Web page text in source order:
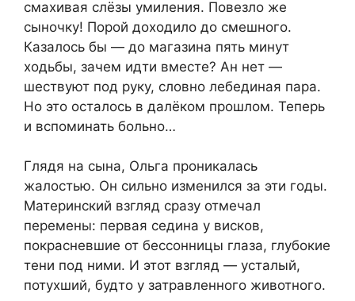
смахивая слёзы умиления. Повезло же
сыночку! Порой доходило до смешного.
Казалось бы — до магазина пять минут
ходьбы, зачем идти вместе? Ан нет —
шествуют под руку, словно лебединая пара.
Но это осталось в далёком прошлом. Теперь
и вспоминать больно…
Глядя на сына, Ольга проникалась
жалостью. Он сильно изменился за эти годы.
Материнский взгляд сразу отмечал
перемены: первая седина у висков,
покрасневшие от бессонницы глаза, глубокие
тени под ними. И этот взгляд — усталый,
потухший, будто у затравленного животного.